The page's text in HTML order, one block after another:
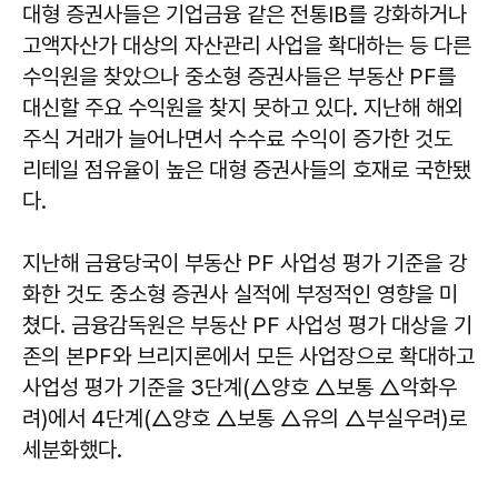
대형 증권사들은 기업금융 같은 전통IB를 강화하거나
고액자산가 대상의 자산관리 사업을 확대하는 등 다른
수익원을 찾았으나 중소형 증권사들은 부동산 PF를
대신할 주요 수익원을 찾지 못하고 있다. 지난해 해외
주식 거래가 늘어나면서 수수료 수익이 증가한 것도
리테일 점유율이 높은 대형 증권사들의 호재로 국한됐
다.
지난해 금융당국이 부동산 PF 사업성 평가 기준을 강
화한 것도 중소형 증권사 실적에 부정적인 영향을 미
쳤다. 금융감독원은 부동산 PF 사업성 평가 대상을 기
존의 본PF와 브리지론에서 모든 사업장으로 확대하고
사업성 평가 기준을 3단계(△양호 △보통 △악화우
려)에서 4단계(△양호 △보통 △유의 △부실우려)로
세분화했다.